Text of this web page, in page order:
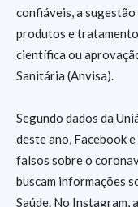
confiáveis, a
produtos e
científica ou
Sanitária (Anvisa).
Segundo dados da
deste ano, Facebook
falsos sobre o
buscam informações
Saúde. No Instagram,